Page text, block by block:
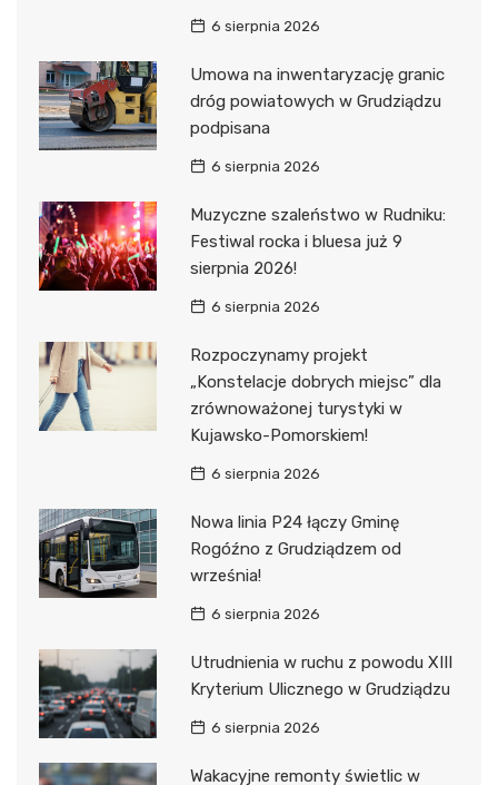
6 sierpnia 2026
Umowa na inwentaryzację granic
dróg powiatowych w Grudziądzu
podpisana
6 sierpnia 2026
Muzyczne szaleństwo w Rudniku:
Festiwal rocka i bluesa już 9
sierpnia 2026!
6 sierpnia 2026
Rozpoczynamy projekt
„Konstelacje dobrych miejsc” dla
zrównoważonej turystyki w
Kujawsko-Pomorskiem!
6 sierpnia 2026
Nowa linia P24 łączy Gminę
Rogóźno z Grudziądzem od
września!
6 sierpnia 2026
Utrudnienia w ruchu z powodu XIII
Kryterium Ulicznego w Grudziądzu
6 sierpnia 2026
Wakacyjne remonty świetlic w